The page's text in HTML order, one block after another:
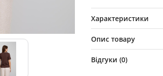
Характеристики
Опис товару
Відгуки (0)